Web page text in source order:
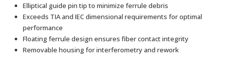
Elliptical guide pin tip to minimize ferrule debris
Exceeds TIA and IEC dimensional requirements for optimal
performance
Floating ferrule design ensures fiber contact integrity
Removable housing for interferometry and rework